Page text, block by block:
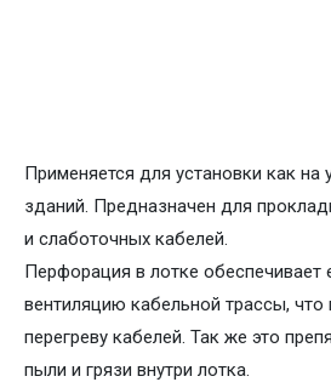
Применяется для установки как на
зданий. Предназначен для
и слаботочных кабелей.
Перфорация в лотке обеспечивает
вентиляцию кабельной трассы, что
перегреву кабелей. Так же это
пыли и грязи внутри лотка.